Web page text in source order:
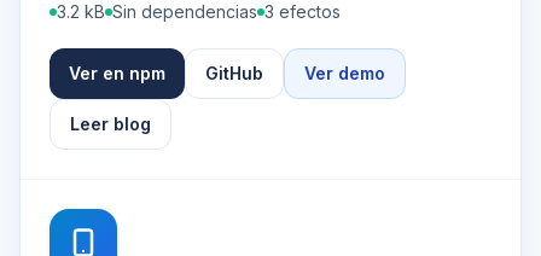
3.2 kB Sin dependencias 3 efectos
Ver en npm GitHub Ver demo
Leer blog